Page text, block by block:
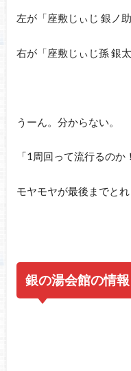
左が「座敷じぃじ 銀ノ助
右が「座敷じぃじ孫 銀太
うーん。分からない。
「1周回って流行るの
モヤモヤが最後までと
銀の湯会館の情報